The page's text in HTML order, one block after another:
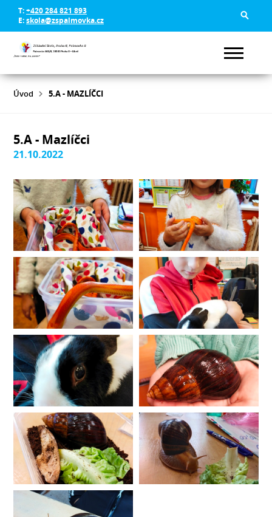
T:+420 284 821 893
E:skola@zspalmovka.cz
Úvod 5.A - MAZLÍČCI
5.A - Mazlíčci
21.10.2022